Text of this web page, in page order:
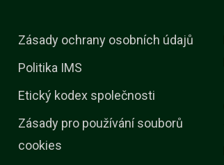
Zásady ochrany osobních údajů
Politika IMS
Etický kodex společnosti
Zásady pro používání souborů
cookies